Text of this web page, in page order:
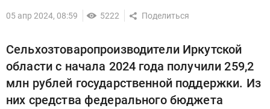
05 апр 2024, 08:59 5222
Сельхозтоваропроизводители Иркутской
области с начала 2024 года получили 259,2
млн рублей государственной поддержки. Из
них средства федерального бюджета